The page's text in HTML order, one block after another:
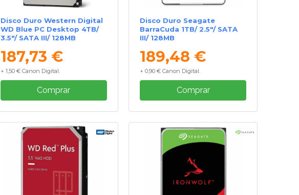
Disco Duro Western Digital
WD Blue PC Desktop 4TB/
3.5"/ SATA III/ 128MB
187,73 €
+ 1,50 € Canon Digital.
Comprar
Disco Duro Seagate
BarraCuda 1TB/ 2.5"/ SATA
III/ 128MB
189,48 €
+ 0,90 € Canon Digital.
Comprar